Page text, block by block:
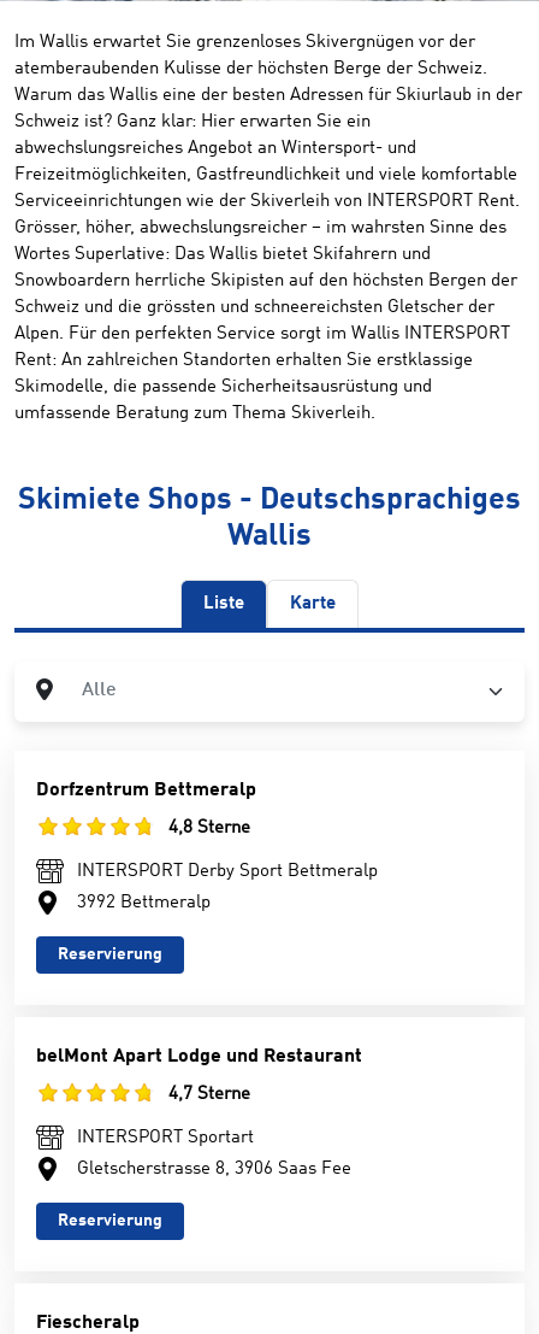
Im Wallis erwartet Sie grenzenloses Skivergnügen vor der
atemberaubenden Kulisse der höchsten Berge der Schweiz.
Warum das Wallis eine der besten Adressen für Skiurlaub in der
Schweiz ist? Ganz klar: Hier erwarten Sie ein
abwechslungsreiches Angebot an Wintersport- und
Freizeitmöglichkeiten, Gastfreundlichkeit und viele komfortable
Serviceeinrichtungen wie der Skiverleih von INTERSPORT Rent.
Grösser, höher, abwechslungsreicher – im wahrsten Sinne des
Wortes Superlative: Das Wallis bietet Skifahrern und
Snowboardern herrliche Skipisten auf den höchsten Bergen der
Schweiz und die grössten und schneereichsten Gletscher der
Alpen. Für den perfekten Service sorgt im Wallis INTERSPORT
Rent: An zahlreichen Standorten erhalten Sie erstklassige
Skimodelle, die passende Sicherheitsausrüstung und
umfassende Beratung zum Thema Skiverleih.
Skimiete Shops - Deutschsprachiges
Wallis
Liste Karte
Alle
Dorfzentrum Bettmeralp
4,8 Sterne
INTERSPORT Derby Sport Bettmeralp
3992 Bettmeralp
Reservierung
belMont Apart Lodge und Restaurant
4,7 Sterne
INTERSPORT Sportart
Gletscherstrasse 8, 3906 Saas Fee
Reservierung
Fiescheralp